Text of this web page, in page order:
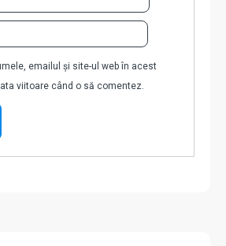
emailul și site-ul web în acest
viitoare când o să comentez.